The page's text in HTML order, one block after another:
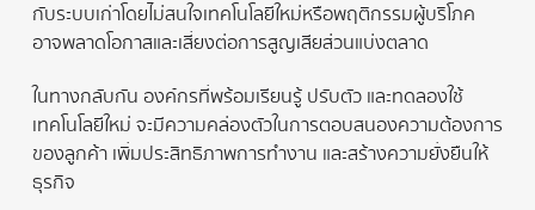
กับระบบเก่าโดยไม่สนใจเทคโนโลยีใหม่หรือพฤติกรรมผู้บริโภค
อาจพลาดโอกาสและเสี่ยงต่อการสูญเสียส่วนแบ่งตลาด
ในทางกลับกัน องค์กรที่พร้อมเรียนรู้ ปรับตัว และทดลองใช้
เทคโนโลยีใหม่ จะมีความคล่องตัวในการตอบสนองความต้องการ
ของลูกค้า เพิ่มประสิทธิภาพการทำงาน และสร้างความยั่งยืนให้
ธุรกิจ